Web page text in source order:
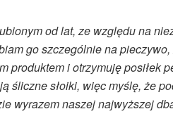
od lat, ze względu na
go szczególnie na pieczywo,
produktem i otrzymuję posiłek
śliczne słoiki, więc myślę, że
wyrazem naszej najwyższej